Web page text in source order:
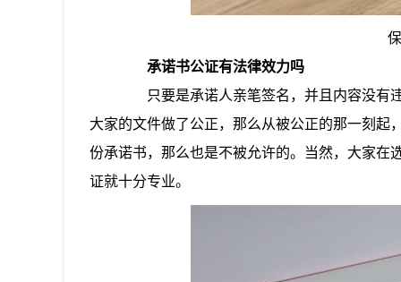
承诺书公证有法律效力吗
只要是承诺人亲笔签名，并且内容没有违
大家的文件做了公正，那么从被公正的那一刻起
份承诺书，那么也是不被允许的。当然，大家在
证就十分专业。